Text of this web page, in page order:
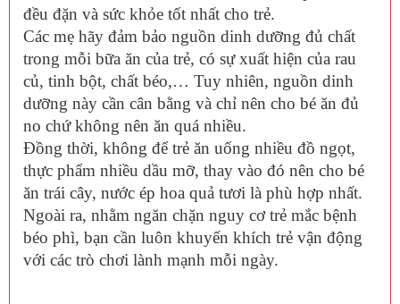
đều đặn và sức khỏe tốt nhất cho trẻ.
Các mẹ hãy đảm bảo nguồn dinh dưỡng đủ chất
trong mỗi bữa ăn của trẻ, có sự xuất hiện của rau
củ, tinh bột, chất béo,… Tuy nhiên, nguồn dinh
dưỡng này cần cân bằng và chỉ nên cho bé ăn đủ
no chứ không nên ăn quá nhiều.
Đồng thời, không để trẻ ăn uống nhiều đồ ngọt,
thực phẩm nhiều dầu mỡ, thay vào đó nên cho bé
ăn trái cây, nước ép hoa quả tươi là phù hợp nhất.
Ngoài ra, nhằm ngăn chặn nguy cơ trẻ mắc bệnh
béo phì, bạn cần luôn khuyến khích trẻ vận động
với các trò chơi lành mạnh mỗi ngày.